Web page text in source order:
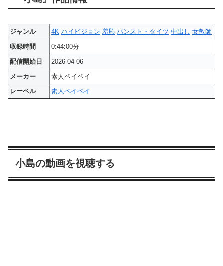
ジャンル 4K ハイビジョン 羞恥 パンスト・タイツ 中出し 女教師
収録時間
0:44:00分
配信開始日
2026-04-06
メーカー
素人ペイペイ
レーベル
素人ペイペイ
小島の動画を視聴する